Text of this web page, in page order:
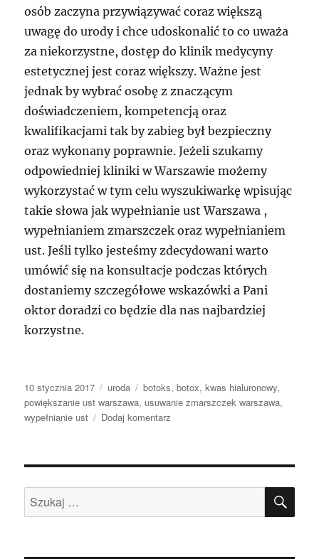
osób zaczyna przywiązywać coraz większą
uwagę do urody i chce udoskonalić to co uważa
za niekorzystne, dostęp do klinik medycyny
estetycznej jest coraz większy. Ważne jest
jednak by wybrać osobę z znaczącym
doświadczeniem, kompetencją oraz
kwalifikacjami tak by zabieg był bezpieczny
oraz wykonany poprawnie. Jeżeli szukamy
odpowiedniej kliniki w Warszawie możemy
wykorzystać w tym celu wyszukiwarkę wpisując
takie słowa jak wypełnianie ust Warszawa ,
wypełnianiem zmarszczek oraz wypełnianiem
ust. Jeśli tylko jesteśmy zdecydowani warto
umówić się na konsultacje podczas których
dostaniemy szczegółowe wskazówki a Pani
oktor doradzi co będzie dla nas najbardziej
korzystne.
Data
publikacji
10 stycznia 2017 Kategorie
uroda Tagi
botoks,botox,kwas hialuronowy,
powiększanie ust warszawa, usuwanie zmarszczek warszawa,
wypełnianie ust
Dodaj komentarz
jak
piękną
Szukaj: